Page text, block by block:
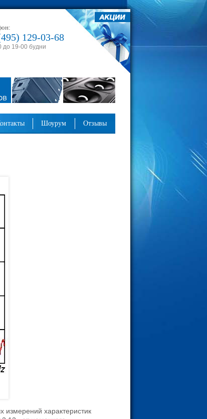
129-03-68
до 19-00 будни
контакты шоурум отзывы
измерений характеристик